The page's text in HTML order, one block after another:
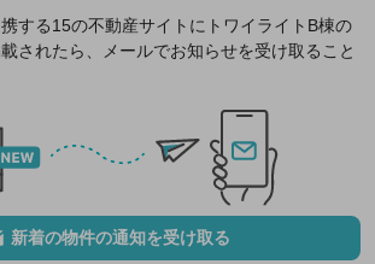
する15の不動産サイトにトワイライトB棟の
されたら、メールでお知らせを受け取ること
新着の物件の通知を受け取る